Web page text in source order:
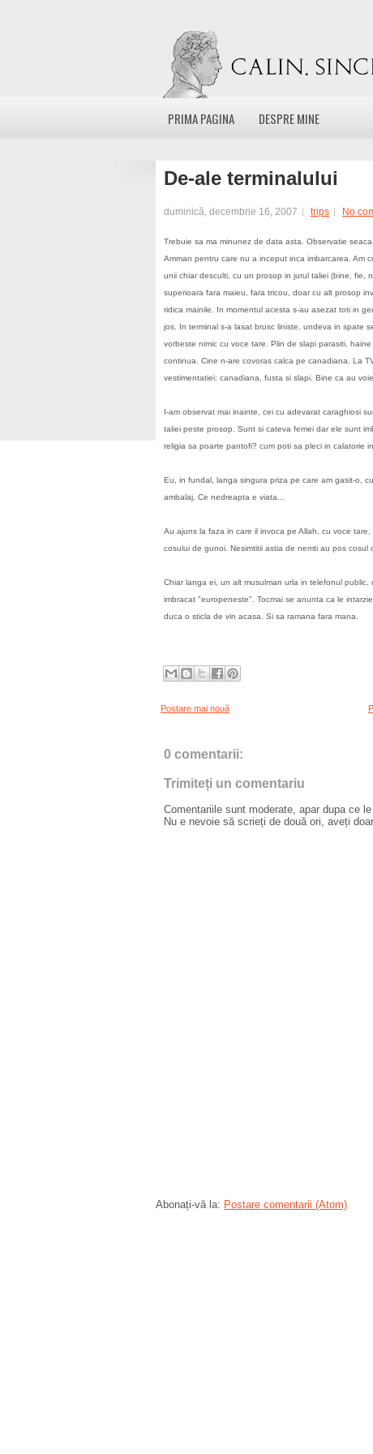
PRIMA PAGINA DESPRE MINE
De-ale terminalului
duminică, decembrie 16, 2007 trips No
Trebuie sa ma minunez de data asta. Observatie
Amman pentru care nu a inceput inca imbarcarea. Am
unii chiar desculti, cu un prosop in jurul taliei (bine, fie,
superioara fara maieu, fara tricou, doar cu alt prosop
ridica mainile. In momentul acesta s-au asezat toti in
jos. In terminal s-a lasat brusc liniste, undeva in spate
vorbeste nimic cu voce tare. Plin de slapi parasiti,
continua. Cine n-are covoras calca pe canadiana. La
vestimentatiei: canadiana, fusta si slapi. Bine ca au
I-am observat mai inainte, cei cu adevarat caraghiosi
taliei peste prosop. Sunt si cateva femei dar ele sunt
religia sa poarte pantofi? cum poti sa pleci in calatorie
Eu, in fundal, langa singura priza pe care am gasit-o,
ambalaj. Ce nedreapta e viata...
Au ajuns la faza in care il invoca pe Allah, cu voce
cosului de gunoi. Nesimtitii astia de nemti au pos cosul
Chiar langa ei, un alt musulman urla in telefonul
imbracat "europeneste". Tocmai se anunta ca le
duca o sticla de vin acasa. Si sa ramana fara mana.
Postare mai nouă
0 comentarii:
Trimiteți un comentariu
Comentariile sunt moderate, apar dupa ce
Nu e nevoie să scrieți de două ori, aveți
Abonați-vă la: Postare comentarii (Atom)